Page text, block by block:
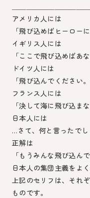
アメリカ人には
「飛び込めばヒーロー
イギリス人には
「ここで飛び込めばあ
ドイツ人には
「飛び込んでください
フランス人には
「決して海に飛び込ま
日本人には
…さて、何と言ったでし
正解は
「もうみんな飛び込ん
日本人の集団主義をよ
上記のセリフは、それ
ものです。